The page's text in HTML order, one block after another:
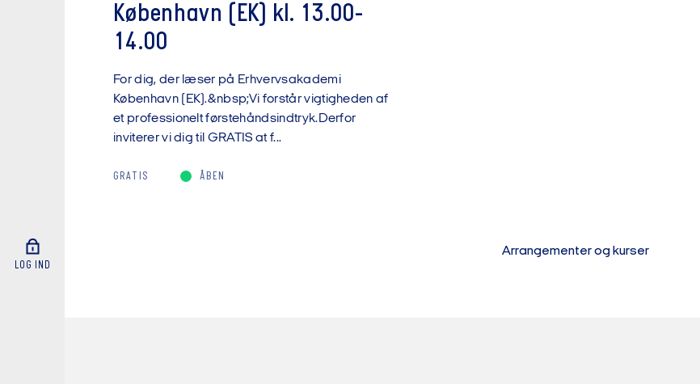
LOG IND
København (EK) kl. 13.00-
14.00
For dig, der læser på Erhvervsakademi
København (EK).&nbsp;Vi forstår vigtigheden af
et professionelt førstehåndsindtryk.Derfor
inviterer vi dig til GRATIS at f...
GRATIS ÅBEN
Arrangementer og kurser